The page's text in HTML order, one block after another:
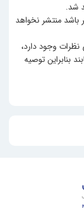
شد.
باشد منتشر نخواهد
نظرات وجود دارد،
بنابراین توصيه